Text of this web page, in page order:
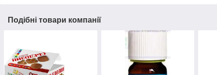
Подібні товари компанії